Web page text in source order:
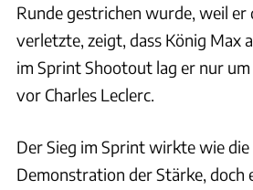
Runde gestrichen wurde, weil er
verletzte, zeigt, dass König Max
im Sprint Shootout lag er nur um
vor Charles Leclerc.
Der Sieg im Sprint wirkte wie die
Demonstration der Stärke, doch